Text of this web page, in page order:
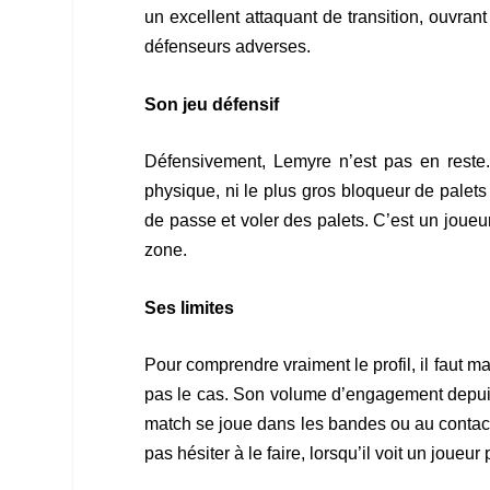
un excellent attaquant de transition,
défenseurs adverses.
Son jeu défensif
Défensivement, Lemyre n’est pas en
physique, ni le plus gros bloqueur de
de passe et voler des palets. C’est un
zone.
Ses limites
Pour comprendre vraiment le profil, il faut
pas le cas. Son volume d’engagement
match se joue dans les bandes ou au
pas hésiter à le faire, lorsqu’il voit un